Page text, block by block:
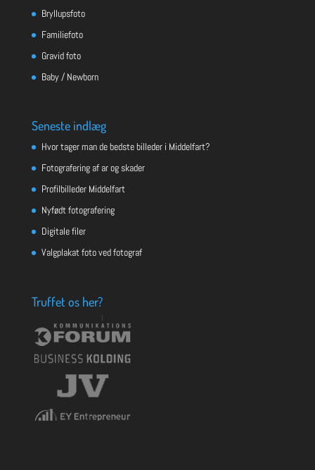
Bryllupsfoto
Familiefoto
Gravid foto
Baby / Newborn
Seneste indlæg
Hvor tager man de bedste billeder i Middelfart?
Fotografering af ar og skader
Profilbilleder Middelfart
Nyfødt fotografering
Digitale filer
Valgplakat foto ved fotograf
Truffet os her?